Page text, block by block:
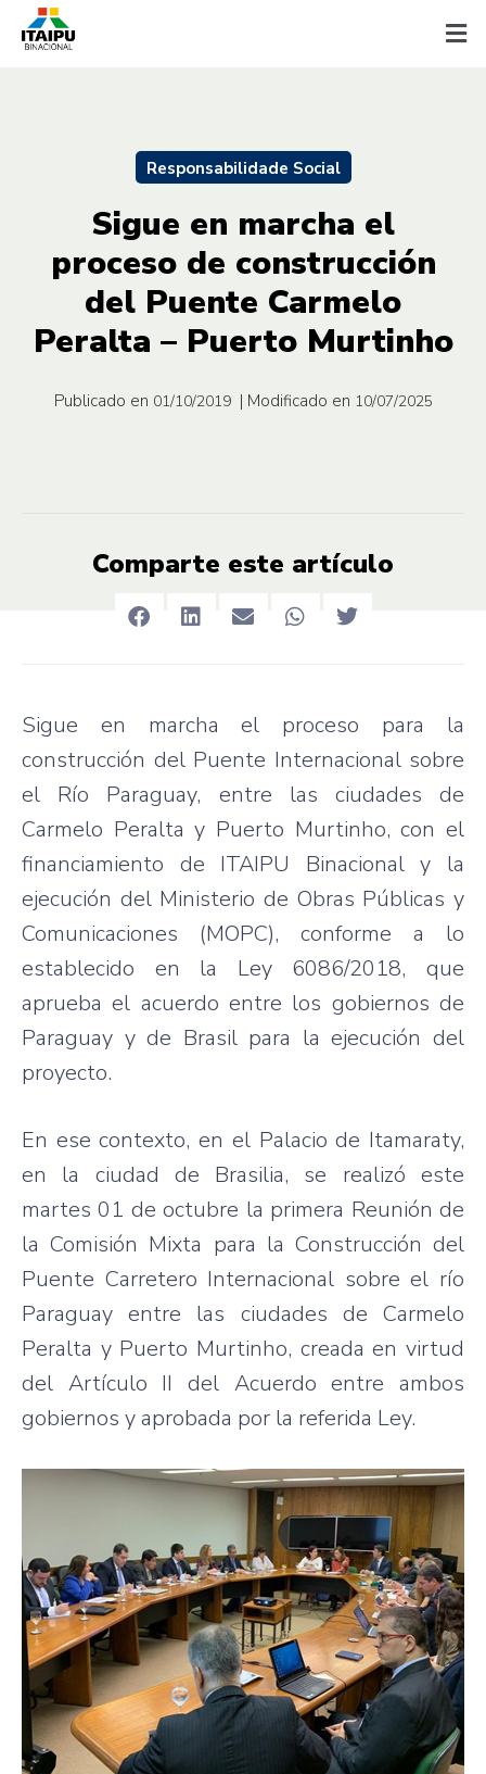
Responsabilidade Social
Sigue en marcha el
proceso de construcción
del Puente Carmelo
Peralta – Puerto Murtinho
Publicado en 01/10/2019 | Modificado en 10/07/2025
Comparte este artículo
Sigue en marcha el proceso para la
construcción del Puente Internacional sobre
el Río Paraguay, entre las ciudades de
Carmelo Peralta y Puerto Murtinho, con el
financiamiento de ITAIPU Binacional y la
ejecución del Ministerio de Obras Públicas y
Comunicaciones (MOPC), conforme a lo
establecido en la Ley 6086/2018, que
aprueba el acuerdo entre los gobiernos de
Paraguay y de Brasil para la ejecución del
proyecto.
En ese contexto, en el Palacio de Itamaraty,
en la ciudad de Brasilia, se realizó este
martes 01 de octubre la primera Reunión de
la Comisión Mixta para la Construcción del
Puente Carretero Internacional sobre el río
Paraguay entre las ciudades de Carmelo
Peralta y Puerto Murtinho, creada en virtud
del Artículo II del Acuerdo entre ambos
gobiernos y aprobada por la referida Ley.